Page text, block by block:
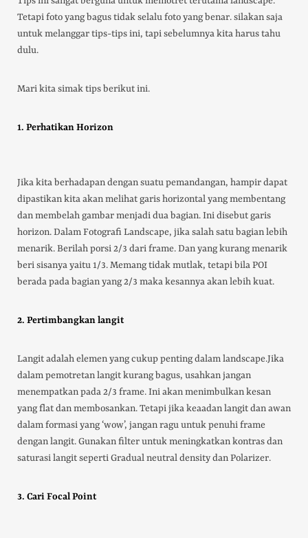
Tetapi foto yang bagus tidak selalu foto yang benar. silakan saja
untuk melanggar tips-tips ini, tapi sebelumnya kita harus tahu
dulu.
Mari kita simak tips berikut ini.
1. Perhatikan Horizon
Jika kita berhadapan dengan suatu pemandangan, hampir dapat
dipastikan kita akan melihat garis horizontal yang membentang
dan membelah gambar menjadi dua bagian. Ini disebut garis
horizon. Dalam Fotografi Landscape, jika salah satu bagian lebih
menarik. Berilah porsi 2/3 dari frame. Dan yang kurang menarik
beri sisanya yaitu 1/3. Memang tidak mutlak, tetapi bila POI
berada pada bagian yang 2/3 maka kesannya akan lebih kuat.
2. Pertimbangkan langit
Langit adalah elemen yang cukup penting dalam landscape.Jika
dalam pemotretan langit kurang bagus, usahkan jangan
menempatkan pada 2/3 frame. Ini akan menimbulkan kesan
yang flat dan membosankan. Tetapi jika keaadan langit dan awan
dalam formasi yang ‘wow’, jangan ragu untuk penuhi frame
dengan langit. Gunakan filter untuk meningkatkan kontras dan
saturasi langit seperti Gradual neutral density dan Polarizer.
3. Cari Focal Point